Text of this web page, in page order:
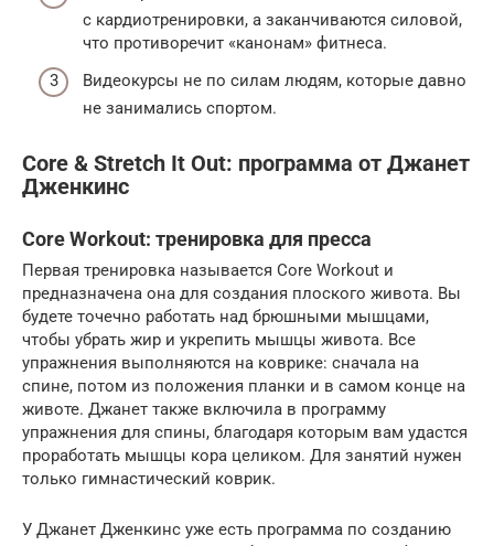
с кардиотренировки, а заканчиваются силовой,
что противоречит «канонам» фитнеса.
Видеокурсы не по силам людям, которые давно
не занимались спортом.
Core & Stretch It Out: программа от Джанет
Дженкинс
Core Workout: тренировка для пресса
Первая тренировка называется Core Workout и
предназначена она для создания плоского живота. Вы
будете точечно работать над брюшными мышцами,
чтобы убрать жир и укрепить мышцы живота. Все
упражнения выполняются на коврике: сначала на
спине, потом из положения планки и в самом конце на
животе. Джанет также включила в программу
упражнения для спины, благодаря которым вам удастся
проработать мышцы кора целиком. Для занятий нужен
только гимнастический коврик.
У Джанет Дженкинс уже есть программа по созданию